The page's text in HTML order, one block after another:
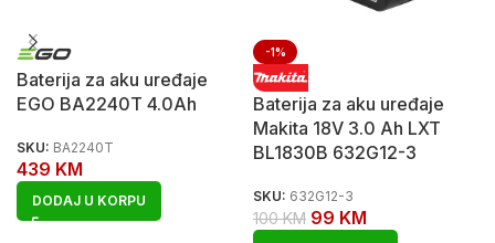
Baterija za aku uređaje
EGO BA2240T 4.0Ah
SKU: BA2240T
439 KM
DODAJ U KORPU
-1%
Baterija za aku uređaje
Makita 18V 3.0 Ah LXT
BL1830B 632G12-3
SKU: 632G12-3
100KM 99 KM